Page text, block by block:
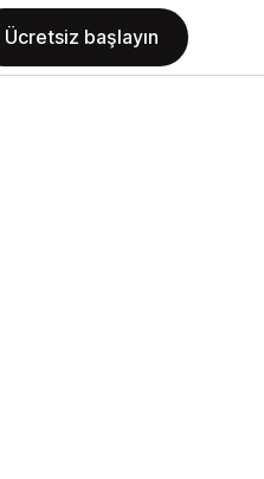
Ücretsiz başlayın